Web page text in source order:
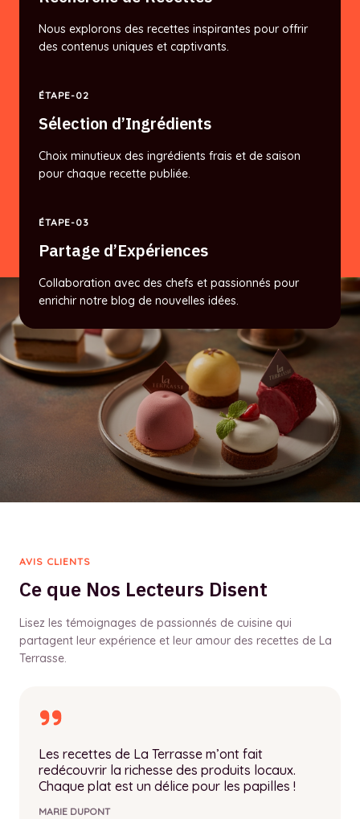
Nous explorons des recettes inspirantes pour offrir
des contenus uniques et captivants.
ÉTAPE-02
Sélection d’Ingrédients
Choix minutieux des ingrédients frais et de saison
pour chaque recette publiée.
ÉTAPE-03
Partage d’Expériences
Collaboration avec des chefs et passionnés pour
enrichir notre blog de nouvelles idées.
Les recettes de La Terrasse m’ont fait
redécouvrir la richesse des produits locaux.
Chaque plat est un délice pour les papilles !
MARIE DUPONT
AVIS CLIENTS
Ce que Nos Lecteurs Disent
Lisez les témoignages de passionnés de cuisine qui
partagent leur expérience et leur amour des recettes de La
Terrasse.